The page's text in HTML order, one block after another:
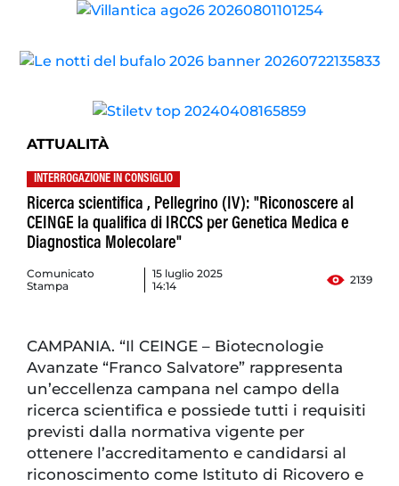
ATTUALITÀ
INTERROGAZIONE IN CONSIGLIO
Ricerca scientifica , Pellegrino (IV): "Riconoscere al
CEINGE la qualifica di IRCCS per Genetica Medica e
Diagnostica Molecolare"
Comunicato
Stampa
15 luglio 2025
14:14
2139
CAMPANIA. “Il CEINGE – Biotecnologie
Avanzate “Franco Salvatore” rappresenta
un’eccellenza campana nel campo della
ricerca scientifica e possiede tutti i requisiti
previsti dalla normativa vigente per
ottenere l’accreditamento e candidarsi al
riconoscimento come Istituto di Ricovero e